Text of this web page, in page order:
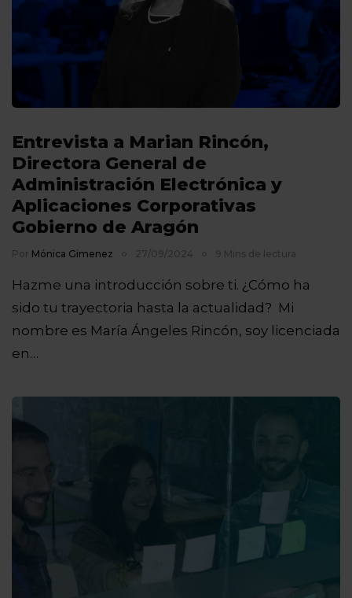
Entrevista a Marian Rincón,
Directora General de
Administración Electrónica y
Aplicaciones Corporativas
Gobierno de Aragón
Por Mónica Gimenez 27/09/2024 9 Mins de lectura
Hazme una introducción sobre ti. ¿Cómo ha
sido tu trayectoria hasta la actualidad? Mi
nombre es María Ángeles Rincón, soy licenciada
en…